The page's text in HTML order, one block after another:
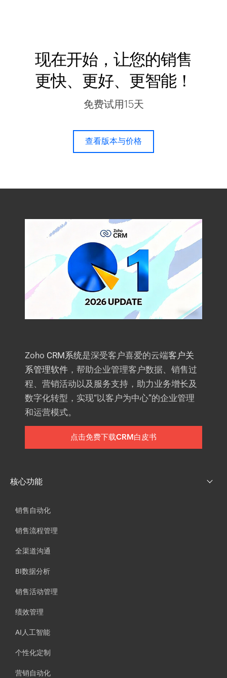
现在开始，让您的销售
更快、更好、更智能！
免费试用15天
查看版本与价格
Zoho CRM系统是深受客户喜爱的云端客户关
系管理软件 ，帮助企业管理客户数据、销售过
程、营销活动以及服务支持，助力业务增长及
数字化转型，实现“以客户为中心”的企业管理
和运营模式。
点击免费下载CRM白皮书
核心功能
销售自动化
销售流程管理
全渠道沟通
BI数据分析
销售活动管理
绩效管理
AI人工智能
个性化定制
营销自动化